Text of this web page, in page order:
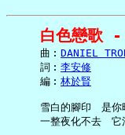
白色戀歌
     曲︰
DANIEL
     詞︰
李安修
     編︰
林於賢
雪白的腳印　是你
一整夜化不去　它